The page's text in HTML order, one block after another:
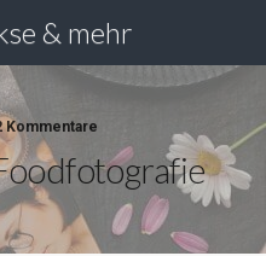
& mehr
Kommentare